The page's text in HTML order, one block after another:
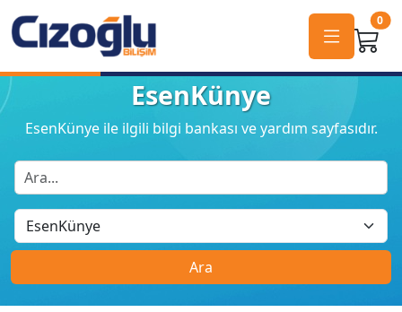
0
EsenKünye
EsenKünye ile ilgili bilgi bankası ve yardım sayfasıdır.
Ara